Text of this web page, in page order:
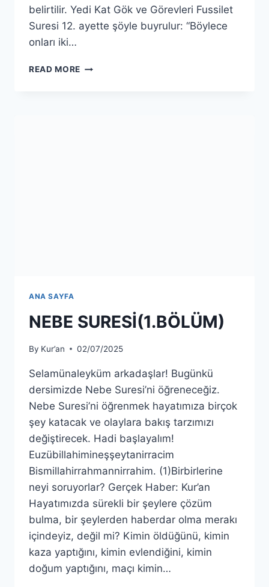
belirtilir. Yedi Kat Gök ve Görevleri Fussilet
Suresi 12. ayette şöyle buyrulur: “Böylece
onları iki…
READ MORE NEBE
ANA SAYFA
NEBE SURESİ(1.BÖLÜM)
By Kur’an 02/07/2025
Selamünaleyküm arkadaşlar! Bugünkü
dersimizde Nebe Suresi’ni öğreneceğiz.
Nebe Suresi’ni öğrenmek hayatımıza birçok
şey katacak ve olaylara bakış tarzımızı
değiştirecek. Hadi başlayalım!
Euzübillahimineşşeytanirracim
Bismillahirrahmannirrahim. (1)Birbirlerine
neyi soruyorlar? Gerçek Haber: Kur’an
Hayatımızda sürekli bir şeylere çözüm
bulma, bir şeylerden haberdar olma merakı
içindeyiz, değil mi? Kimin öldüğünü, kimin
kaza yaptığını, kimin evlendiğini, kimin
doğum yaptığını, maçı kimin…